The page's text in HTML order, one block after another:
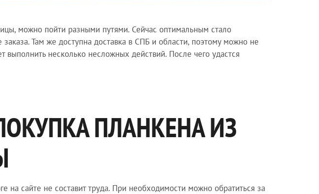
можно пойти разными путями. Сейчас оптимальным стало
Там же доступна доставка в СПБ и области, поэтому можно не
выполнить несколько несложных действий. После чего удастся
ПЛАНКЕНА ИЗ
на сайте не составит труда. При необходимости можно обратиться за